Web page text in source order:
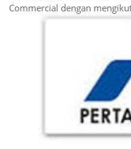
Commercial dengan